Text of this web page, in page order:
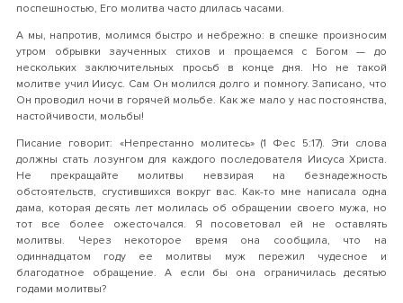
поспешностью, Его молитва часто длилась часами.
А мы, напротив, молимся быстро и небрежно: в спешке произносим
утром обрывки заученных стихов и прощаемся с Богом — до
нескольких заключительных просьб в конце дня. Но не такой
молитве учил Иисус. Сам Он молился долго и помногу. Записано, что
Он проводил ночи в горячей мольбе. Как же мало у нас постоянства,
настойчивости, мольбы!
Писание говорит: «Непрестанно молитесь» (1 Фес 5:17). Эти слова
должны стать лозунгом для каждого последователя Иисуса Христа.
Не прекращайте молитвы невзирая на безнадежность
обстоятельств, сгустившихся вокруг вас. Как-то мне написала одна
дама, которая десять лет молилась об обращении своего мужа, но
тот все более ожесточался. Я посоветовал ей не оставлять
молитвы. Через некоторое время она сообщила, что на
одиннадцатом году ее молитвы муж пережил чудесное и
благодатное обращение. А если бы она ограничилась десятью
годами молитвы?